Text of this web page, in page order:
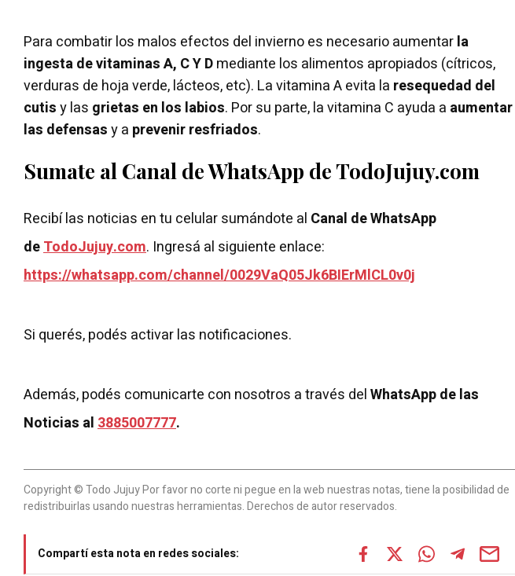
Para combatir los malos efectos del invierno es necesario aumentarla
ingesta de vitaminas A, C Y Dmediante los alimentos apropiados (cítricos,
verduras de hoja verde, lácteos, etc). La vitamina A evita la resequedad del
cutisy las grietas en los labios. Por su parte, la vitamina C ayuda a aumentar
las defensasy a prevenir resfriados.
Sumate al Canal de WhatsApp de TodoJujuy.com
Recibí las noticias en tu celular sumándote al Canal de WhatsApp
deTodoJujuy.com. Ingresá al siguiente enlace:
https://whatsapp.com/channel/0029VaQ05Jk6BIErMlCL0v0j
Si querés, podés activar las notificaciones.
Además, podés comunicarte con nosotros a través delWhatsApp de las
Noticias al3885007777.
Copyright © Todo Jujuy Por favor no corte ni pegue en la web nuestras notas, tiene la posibilidad de
redistribuirlas usando nuestras herramientas. Derechos de autor reservados.
Compartí esta nota en redes sociales: